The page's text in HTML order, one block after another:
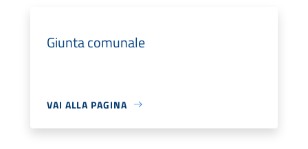
Giunta comunale
VAI ALLA PAGINA